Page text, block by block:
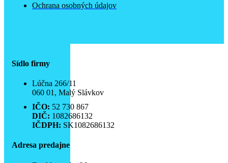
Ochrana osobných údajov
Sídlo firmy
Lúčna 266/11
060 01, Malý Slávkov
IČO: 52 730 867
DIČ: 1082686132
IČDPH: SK1082686132
Adresa predajne